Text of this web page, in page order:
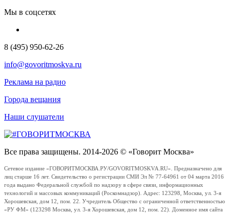
Мы в соцсетях
8 (495) 950-62-26
info@govoritmoskva.ru
Реклама на радио
Города вещания
Наши слушатели
Все права защищены. 2014-2026 © «Говорит Москва»
Сетевое издание «ГОВОРИТМОСКВА.РУ/GOVORITMOSKVA.RU». Предназначено для
лиц старше 16 лет. Свидетельство о регистрации СМИ Эл № 77-64961 от 04 марта 2016
года выдано Федеральной службой по надзору в сфере связи, информационных
технологий и массовых коммуникаций (Роскомнадзор). Адрес: 123298, Москва, ул. 3-я
Хорошевская, дом 12, пом. 22. Учредитель Общество с ограниченной ответственностью
«РУ ФМ» (123298 Москва, ул. 3-я Хорошевская, дом 12, пом. 22). Доменное имя сайта